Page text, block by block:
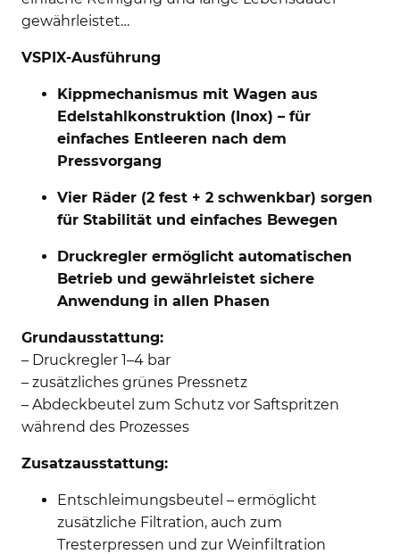
gewährleistet…
VSPIX-Ausführung
Kippmechanismus mit Wagen aus
Edelstahlkonstruktion (Inox) – für
einfaches Entleeren nach dem
Pressvorgang
Vier Räder (2 fest + 2 schwenkbar) sorgen
für Stabilität und einfaches Bewegen
Druckregler ermöglicht automatischen
Betrieb und gewährleistet sichere
Anwendung in allen Phasen
Grundausstattung:
– Druckregler 1–4 bar
– zusätzliches grünes Pressnetz
– Abdeckbeutel zum Schutz vor Saftspritzen
während des Prozesses
Zusatz­ausstattung:
Entschleimungsbeutel – ermöglicht
zusätzliche Filtration, auch zum
Tresterpressen und zur Weinfiltration